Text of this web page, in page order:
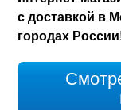
с доставкой в
городах